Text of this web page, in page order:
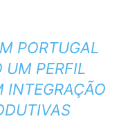
PORTUGAL
UM PERFIL
INTEGRAÇÃO